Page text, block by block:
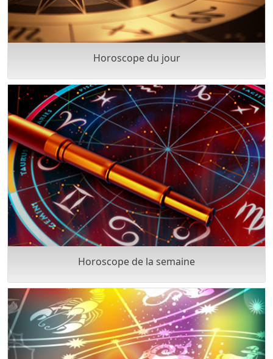
Horoscope du jour
Horoscope de la semaine